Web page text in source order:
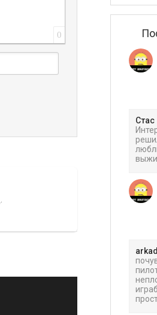
0
Стас